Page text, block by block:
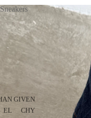
GIVEN
CHY
EL
Sneakers